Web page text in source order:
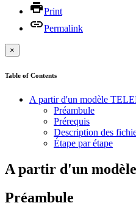
Print
Permalink
×
Table of Contents
A partir d'un modèle
Préambule
Prérequis
Description des
Étape par étape
A partir d'un
Préambule